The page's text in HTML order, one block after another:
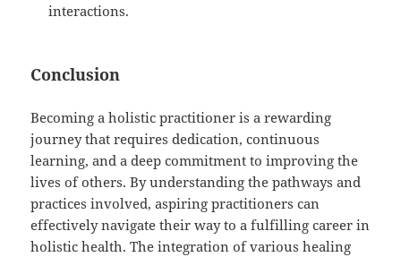
interactions.
Conclusion
Becoming a holistic practitioner is a rewarding
journey that requires dedication, continuous
learning, and a deep commitment to improving the
lives of others. By understanding the pathways and
practices involved, aspiring practitioners can
effectively navigate their way to a fulfilling career in
holistic health. The integration of various healing